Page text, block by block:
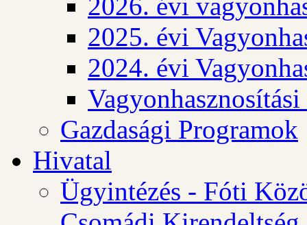
2026. évi
2025. évi
2024. évi
Gazdasági Programok
Hivatal
Ügyintézés - Fóti